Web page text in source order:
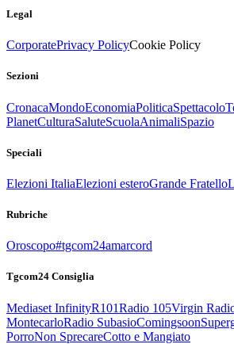
Legal
CorporatePrivacy PolicyCookie Policy
Sezioni
CronacaMondoEconomiaPoliticaSpettacolo
PlanetCulturaSaluteScuolaAnimaliSpazio
Speciali
Elezioni ItaliaElezioni esteroGrande Fratello
Rubriche
Oroscopo#tgcom24amarcord
Tgcom24 Consiglia
Mediaset InfinityR101Radio 105Virgin
MontecarloRadio SubasioComingsoon
PorroNon SprecareCotto e Mangiato